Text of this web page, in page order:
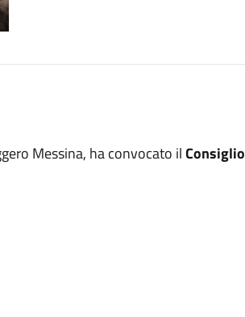
Messina, ha convocato ilConsiglio